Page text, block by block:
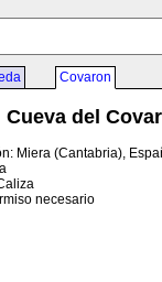
Covaron
Cueva del
Miera (Cantabria),
necesario